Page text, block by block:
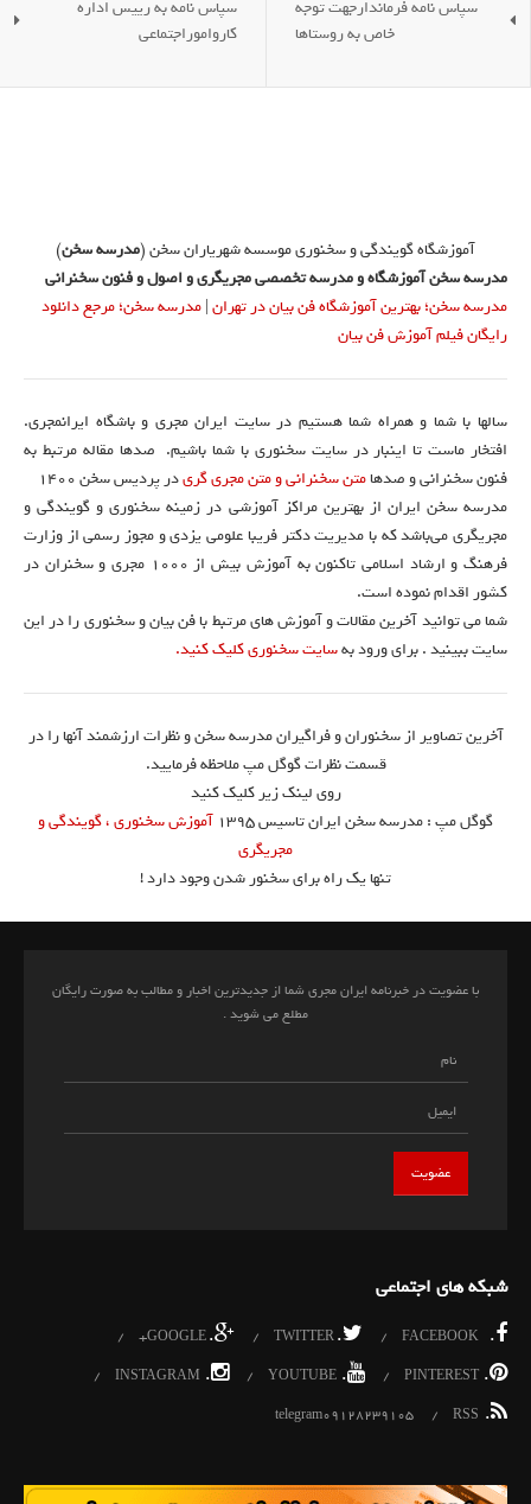
سپاس نامه فرماندارجهت توجه
خاص به روستاها
سپاس نامه به رییس اداره
کارواموراجتماعی
آموزشگاه گویندگی و سخنوری موسسه شهریاران سخن (مدرسه سخن)
مدرسه سخن آموزشگاه و مدرسه تخصصی مجریگری و اصول و فنون سخنرانی
مدرسه سخن؛ بهترین آموزشگاه فن بیان در تهران|مدرسه سخن؛ مرجع دانلود
رایگان فیلم آموزش فن بیان
سالها با شما و همراه شما هستیم در سایت ایران مجری و باشگاه ایرانمجری.
افتخار ماست تا اینبار در سایت سخنوری با شما باشیم. صدها مقاله مرتبط به
فنون سخنرانی و صدهامتن سخنرانی و متن مجری گریدر پردیس سخن 1400
مدرسه سخن ایران از بهترین مراکز آموزشی در زمینه سخنوری و گویندگی و
مجریگری می‌باشد که با مدیریت دکتر فریبا علومی یزدی و مجوز رسمی از وزارت
فرهنگ و ارشاد اسلامی تاکنون به آموزش بیش از ۱۰۰۰ مجری و سخنران در
کشور اقدام نموده است.
شما می توانید آخرین مقالات و آموزش های مرتبط با فن بیان و سخنوری را در این
سایت ببینید . برای ورود بهسایت سخنوری کلیک کنید.
آخرین تصاویر از سخنوران و فراگیران مدرسه سخن و نظرات ارزشمند آنها را در
قسمت نظرات گوگل مپ ملاحظه فرمایید.
روی لینک زیر کلیک کنید
گوگل مپ : مدرسه سخن ایران تاسیس ۱۳۹۵
آموزش سخنوری ، گویندگی و
مجریگری
تنها یک راه برای سخنور شدن وجود دارد !
با عضویت در خبرنامه ایران مجری شما از جدیدترین اخبار و مطالب به صورت رایگان
مطلع می شوید .
شبکه های اجتماعی
.
FACEBOOK
.
TWITTER
.
GOOGLE+
.
PINTEREST
.
YOUTUBE
.
INSTAGRAM
.
RSS
telegram09128239105